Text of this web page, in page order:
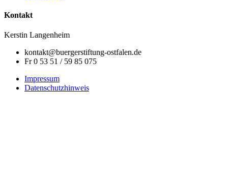
Kontakt
Kerstin Langenheim
kontakt@buergerstiftung-ostfalen.de
Fr 0 53 51 / 59 85 075
Impressum
Datenschutzhinweis